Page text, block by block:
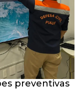
preventivas